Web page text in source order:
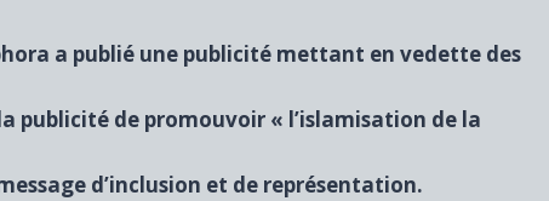
a publié une publicité mettant en vedette des
publicité de promouvoir « l’islamisation de la
d’inclusion et de représentation.